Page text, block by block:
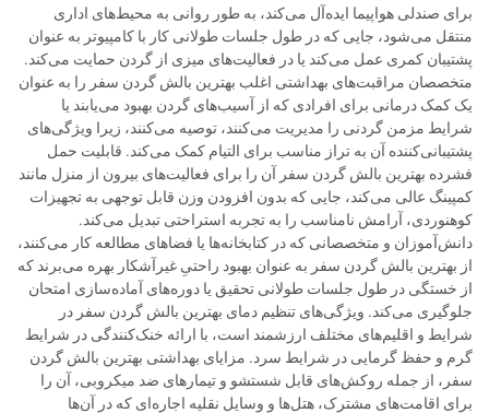
برای صندلی هواپیما ایده‌آل می‌کند، به طور روانی به محیط‌های اداری
منتقل می‌شود، جایی که در طول جلسات طولانی کار با کامپیوتر به عنوان
پشتیبان کمری عمل می‌کند یا در فعالیت‌های میزی از گردن حمایت می‌کند.
متخصصان مراقبت‌های بهداشتی اغلب بهترین بالش گردن سفر را به عنوان
یک کمک درمانی برای افرادی که از آسیب‌های گردن بهبود می‌یابند یا
شرایط مزمن گردنی را مدیریت می‌کنند، توصیه می‌کنند، زیرا ویژگی‌های
پشتیبانی‌کننده آن به تراز مناسب برای التیام کمک می‌کند. قابلیت حمل
فشرده بهترین بالش گردن سفر آن را برای فعالیت‌های بیرون از منزل مانند
کمپینگ عالی می‌کند، جایی که بدون افزودن وزن قابل توجهی به تجهیزات
کوهنوردی، آرامش نامناسب را به تجربه استراحتی تبدیل می‌کند.
دانش‌آموزان و متخصصانی که در کتابخانه‌ها یا فضاهای مطالعه کار می‌کنند،
از بهترین بالش گردن سفر به عنوان بهبود راحتیِ غیرآشکار بهره می‌برند که
از خستگی در طول جلسات طولانی تحقیق یا دوره‌های آماده‌سازی امتحان
جلوگیری می‌کند. ویژگی‌های تنظیم دمای بهترین بالش گردن سفر در
شرایط و اقلیم‌های مختلف ارزشمند است، با ارائه خنک‌کنندگی در شرایط
گرم و حفظ گرمایی در شرایط سرد. مزایای بهداشتی بهترین بالش گردن
سفر، از جمله روکش‌های قابل شستشو و تیمارهای ضد میکروبی، آن را
برای اقامت‌های مشترک، هتل‌ها و وسایل نقلیه اجاره‌ای که در آن‌ها